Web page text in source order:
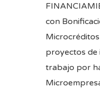
con
proyectos de
trabajo por